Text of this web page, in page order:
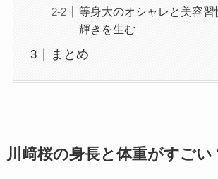
等身大のオシャレと美容習
輝きを生む
まとめ
川﨑桜の身長と体重がすごい